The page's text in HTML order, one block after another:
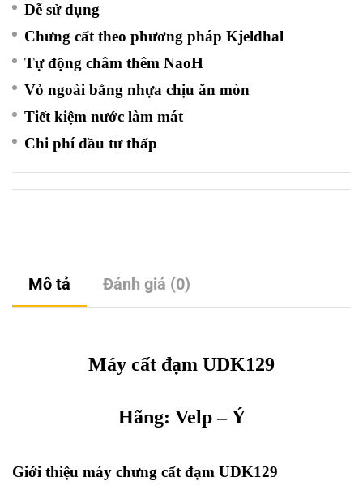
Dễ sử dụng
Chưng cất theo phương pháp Kjeldhal
Tự động châm thêm NaoH
Vỏ ngoài bằng nhựa chịu ăn mòn
Tiết kiệm nước làm mát
Chi phí đầu tư thấp
Mô tả Đánh giá (0)
Máy cất đạm UDK129
Hãng: Velp– Ý
Giới thiệu máy chưng cất đạm UDK129